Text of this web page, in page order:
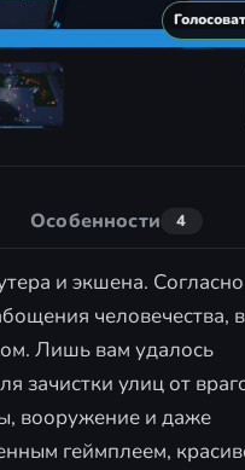
Особенности 4
и экшена. Согласно
человечества, в
Лишь вам удалось
зачистки улиц от
вооружение и даже
геймплеем,